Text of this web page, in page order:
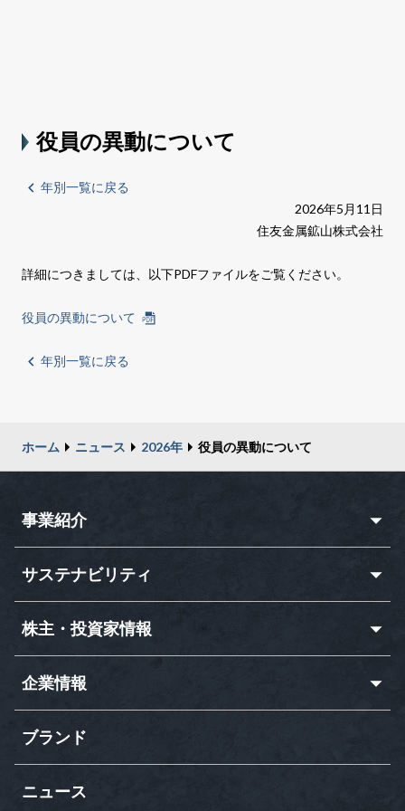
役員の異動について
年別一覧に戻る
2026年5月11日
住友金属鉱山株式会社
詳細につきましては、以下PDFファイルをご覧ください。
役員の異動について
年別一覧に戻る
ホーム ニュース 2026年 役員の異動について
事業紹介
サステナビリティ
株主・投資家情報
企業情報
ブランド
ニュース